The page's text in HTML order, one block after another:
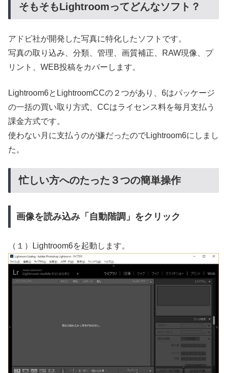
そもそもLightroomってどんなソフト？
アドビ社が開発した写真に特化したソフトです。
写真の取り込み、分類、管理、画質補正、RAW現像、プ
リント、WEB投稿をカバーします。
Lightroom6とLightroomCCの２つがあり、6はパッケージ
の一括の買い取り方式、CCはライセンス料を毎月支払う
課金方式です。
使わない月に支払うのが嫌だったのでLightroom6にしまし
た。
忙しい方へのたった３つの簡単操作
画像を読み込み「自動階調」をクリック
（１）Lightroom6を起動します。